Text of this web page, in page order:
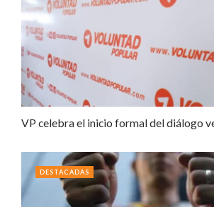
VP celebra el inicio formal del diálogo
DESTACADAS